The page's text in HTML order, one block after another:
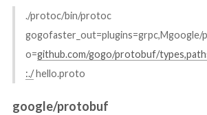
./protoc/bin/
o=github.com/gogo/protobuf/
:./hello.proto
google/protobuf